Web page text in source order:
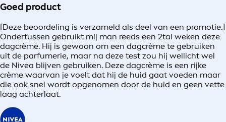
Goed product
[Deze beoordeling is verzameld als deel van een promotie.]
Ondertussen gebruikt mij man reeds een 2tal weken deze
dagcrème. Hij is gewoon om een dagcrème te gebruiken
uit de parfumerie, maar na deze test zou hij wellicht wel
de Nivea blijven gebruiken. Deze dagcrème is een rijke
crème waarvan je voelt dat hij de huid gaat voeden maar
die ook snel wordt opgenomen door de huid en geen vette
laag achterlaat.